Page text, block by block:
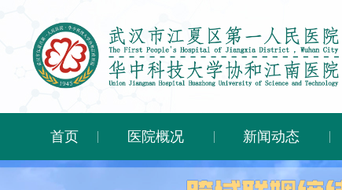
首页 医院概况 新闻动态